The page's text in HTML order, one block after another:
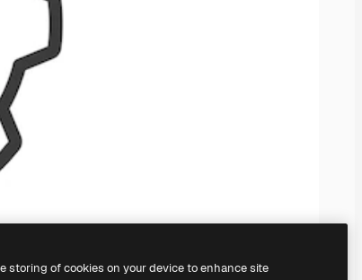
storing of cookies on your device to enhance site